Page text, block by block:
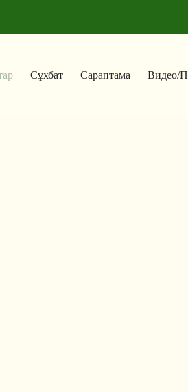
Сұхбат Сараптама Видео/